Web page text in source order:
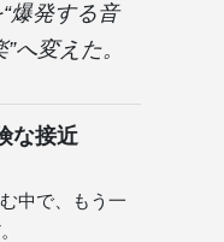
爆発する音
へ変えた。
な接近
中で、もう一